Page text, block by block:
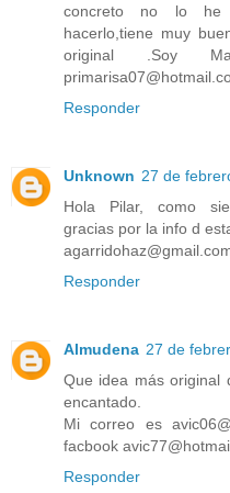
concreto no lo he
hacerlo,tiene muy
original .Soy
Responder
Unknown 27 de
Hola Pilar, como
gracias por la info d
Responder
Almudena 27 de
Que idea más original
encantado.
Mi correo es
facbook
Responder